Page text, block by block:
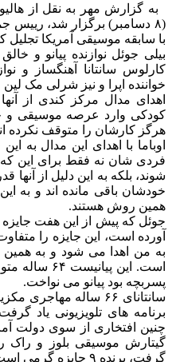
به گزارش مهر به نقل از
(۸ دسامبر) برگزار شد، رییس
با سابقه موسیقی آمریکا تجلیل
بیلی جوئل نوازنده پیانو و
کارلوس سانتانا آهنگساز و
خواننده اپرا و نیز شرلی مک
اهدای مدال مرکز کندی از
کودکی وارد عرصه موسیقی و
هرگز کارشان را متوقف نکرده
اوباما با اهدای این مدال به
فردی شان نه فقط برای این که
شوند، بلکه به این دلیل از
خودشان باقی مانده اند و به
همین روش هستند.
جوئل که پیش از این هفت
آورده است، این جایزه را
به من اهدا می شود و به همین
است. این
پسربچه بود پیانو می نواخت.
سانتانای ۶۶ ساله
برنامه های تلویزیونی یاد
چنین افتخاری از سوی دولت
گیتارش موسیقی بلوز و راک
گرفت، برنده ۹ جایزه گرمی است.